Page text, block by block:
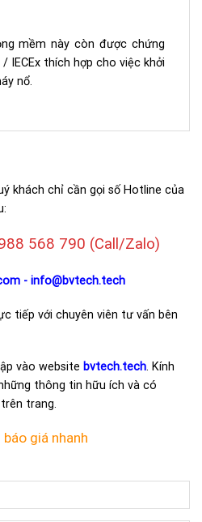
mềm này còn được chứng
IECEx thích hợp cho việc khởi
nổ.
khách chỉ cần gọi số Hotline của
568 790 (Call/Zalo)
- info@bvtech.tech
tiếp với chuyên viên tư vấn bên
vào website bvtech.tech. Kính
thông tin hữu ích và có
trang.
báo giá nhanh